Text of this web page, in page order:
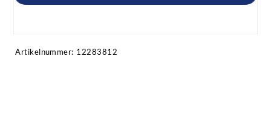
Artikelnummer: 12283812